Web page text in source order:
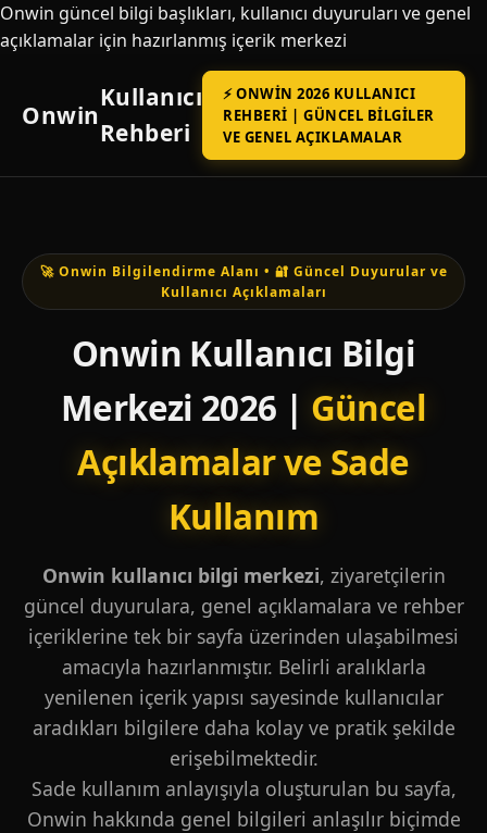
Onwin güncel bilgi başlıkları, kullanıcı duyuruları ve genel
açıklamalar için hazırlanmış içerik merkezi
Onwin
Kullanıcı
Rehberi
⚡ ONWIN 2026 KULLANICI
REHBERI | GÜNCEL BILGILER
VE GENEL AÇIKLAMALAR
🚀 Onwin Bilgilendirme Alanı • 🔐 Güncel Duyurular ve
Kullanıcı Açıklamaları
Onwin Kullanıcı Bilgi
Merkezi 2026 | Güncel
Açıklamalar ve Sade
Kullanım
Onwin kullanıcı bilgi merkezi, ziyaretçilerin
güncel duyurulara, genel açıklamalara ve rehber
içeriklerine tek bir sayfa üzerinden ulaşabilmesi
amacıyla hazırlanmıştır. Belirli aralıklarla
yenilenen içerik yapısı sayesinde kullanıcılar
aradıkları bilgilere daha kolay ve pratik şekilde
erişebilmektedir.
Sade kullanım anlayışıyla oluşturulan bu sayfa,
Onwin hakkında genel bilgileri anlaşılır biçimde